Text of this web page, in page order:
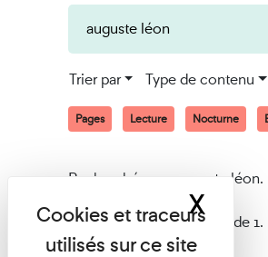
Trier par Type de contenu
Pages Lecture Nocturne
Recherché pour auguste léon.
Afficher les résultats 1 à 1 de 1.
X